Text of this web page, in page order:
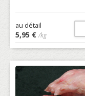
au détail
5,95 €/kg